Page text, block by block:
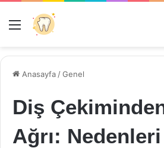
Menü
Anasayfa /Genel
Diş
Ağrı: